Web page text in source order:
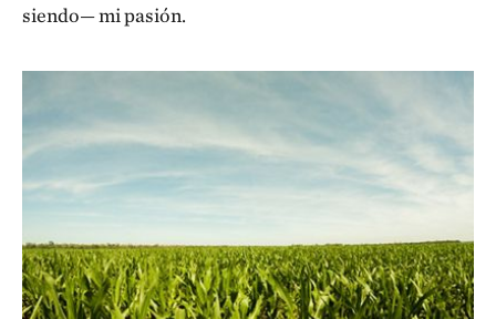
siendo— mi pasión.